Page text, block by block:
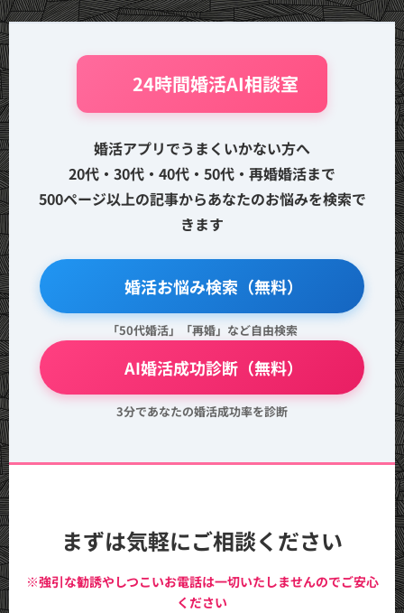
🤖 24時間婚活AI相談室
婚活アプリでうまくいかない方へ
20代・30代・40代・50代・再婚婚活まで
500ページ以上の記事からあなたのお悩みを検索で
きます
🔍 婚活お悩み検索（無料）
「50代婚活」「再婚」など自由検索
💖 AI婚活成功診断（無料）
3分であなたの婚活成功率を診断
まずは気軽にご相談ください
※強引な勧誘やしつこいお電話は一切いたしませんのでご安心
ください